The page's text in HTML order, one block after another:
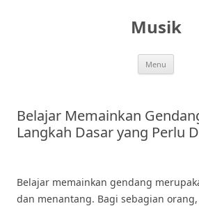
Musik
Menu
Belajar Memainkan
Langkah Dasar yang Perlu
Belajar memainkan gendang
dan menantang. Bagi sebagian